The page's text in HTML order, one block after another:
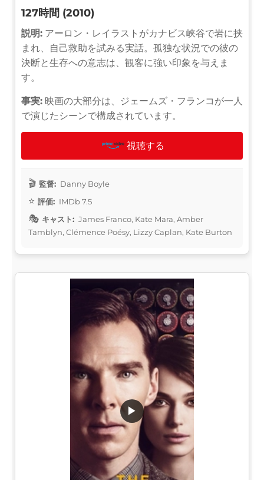
127時間 (2010)
説明: アーロン・レイラストがカナビス峡谷で岩に挟
まれ、自己救助を試みる実話。孤独な状況での彼の
決断と生存への意志は、観客に強い印象を与えま
す。
事実: 映画の大部分は、ジェームズ・フランコが一人
で演じたシーンで構成されています。
視聴する
監督: Danny Boyle
評価: IMDb 7.5
キャスト: James Franco, Kate Mara, Amber
Tamblyn, Clémence Poésy, Lizzy Caplan, Kate Burton
▶